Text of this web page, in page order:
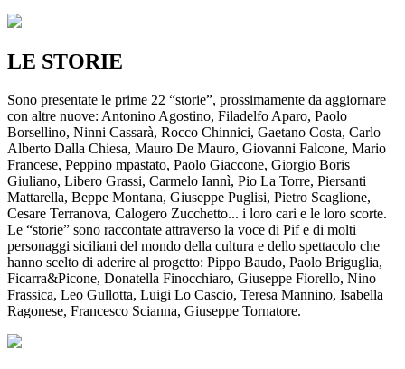
LE STORIE
Sono presentate le prime 22 “storie”, prossimamente da aggiornare
con altre nuove: Antonino Agostino, Filadelfo Aparo, Paolo
Borsellino, Ninni Cassarà, Rocco Chinnici, Gaetano Costa, Carlo
Alberto Dalla Chiesa, Mauro De Mauro, Giovanni Falcone, Mario
Francese, Peppino mpastato, Paolo Giaccone, Giorgio Boris
Giuliano, Libero Grassi, Carmelo Iannì, Pio La Torre, Piersanti
Mattarella, Beppe Montana, Giuseppe Puglisi, Pietro Scaglione,
Cesare Terranova, Calogero Zucchetto... i loro cari e le loro scorte.
Le “storie” sono raccontate attraverso la voce di Pif e di molti
personaggi siciliani del mondo della cultura e dello spettacolo che
hanno scelto di aderire al progetto: Pippo Baudo, Paolo Briguglia,
Ficarra&Picone, Donatella Finocchiaro, Giuseppe Fiorello, Nino
Frassica, Leo Gullotta, Luigi Lo Cascio, Teresa Mannino, Isabella
Ragonese, Francesco Scianna, Giuseppe Tornatore.